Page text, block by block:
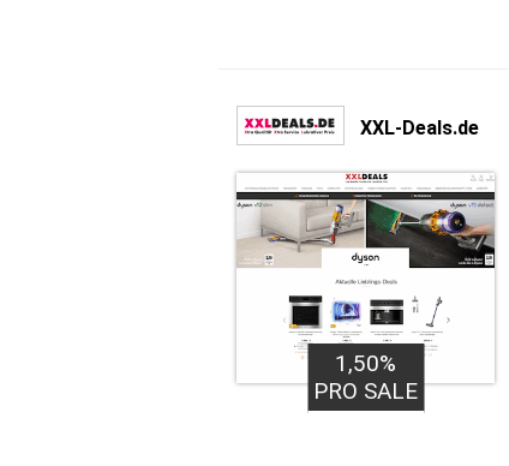
XXL-Deals.de
1,50%
PRO SALE